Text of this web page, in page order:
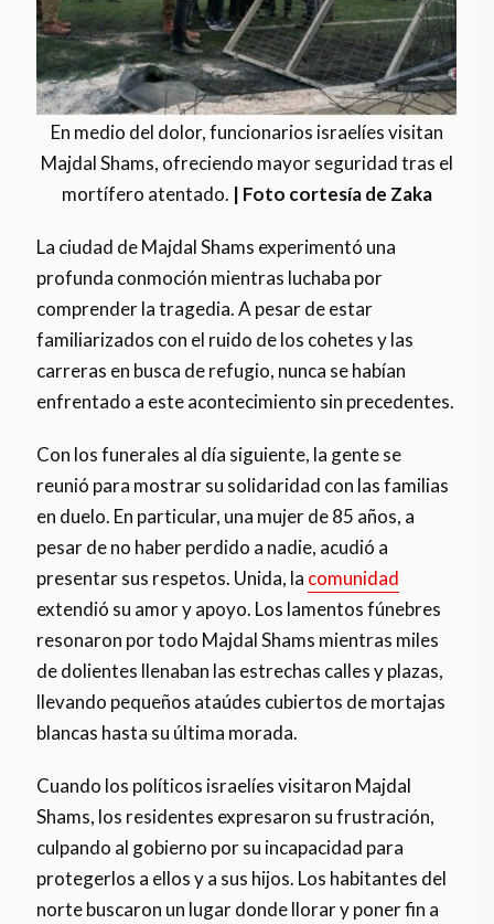
En medio del dolor, funcionarios israelíes visitan
Majdal Shams, ofreciendo mayor seguridad tras el
mortífero atentado. | Foto cortesía de Zaka
La ciudad de Majdal Shams experimentó una
profunda conmoción mientras luchaba por
comprender la tragedia. A pesar de estar
familiarizados con el ruido de los cohetes y las
carreras en busca de refugio, nunca se habían
enfrentado a este acontecimiento sin precedentes.
Con los funerales al día siguiente, la gente se
reunió para mostrar su solidaridad con las familias
en duelo. En particular, una mujer de 85 años, a
pesar de no haber perdido a nadie, acudió a
presentar sus respetos. Unida, la comunidad
extendió su amor y apoyo. Los lamentos fúnebres
resonaron por todo Majdal Shams mientras miles
de dolientes llenaban las estrechas calles y plazas,
llevando pequeños ataúdes cubiertos de mortajas
blancas hasta su última morada.
Cuando los políticos israelíes visitaron Majdal
Shams, los residentes expresaron su frustración,
culpando al gobierno por su incapacidad para
protegerlos a ellos y a sus hijos. Los habitantes del
norte buscaron un lugar donde llorar y poner fin a